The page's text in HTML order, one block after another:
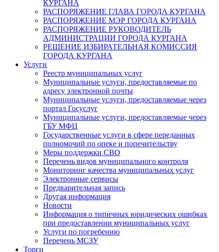
КУРГАНА
РАСПОРЯЖЕНИЕ ГЛАВА ГОРОДА КУРГАНА
РАСПОРЯЖЕНИЕ МЭР ГОРОДА КУРГАНА
РАСПОРЯЖЕНИЕ РУКОВОДИТЕЛЬ
АДМИНИСТРАЦИИ ГОРОДА КУРГАНА
РЕШЕНИЕ ИЗБИРАТЕЛЬНАЯ КОМИССИЯ
ГОРОДА КУРГАНА
Услуги
Реестр муниципальных услуг
Муниципальные услуги, предоставляемые по
адресу электронной почты
Муниципальные услуги, предоставляемые через
портал Госуслуг
Муниципальные услуги, предоставляемые через
ГБУ МФЦ
Государственные услуги в сфере переданных
полномочий по опеке и попечительству
Меры поддержки СВО
Перечень видов муниципального контроля
Мониторинг качества муниципальных услуг
Электронные сервисы
Предварительная запись
Другая информация
Новости
Информация о типичных юридических ошибках
при предоставлении муниципальных услуг
Услуги по погребению
Перечень МСЗУ
Торги